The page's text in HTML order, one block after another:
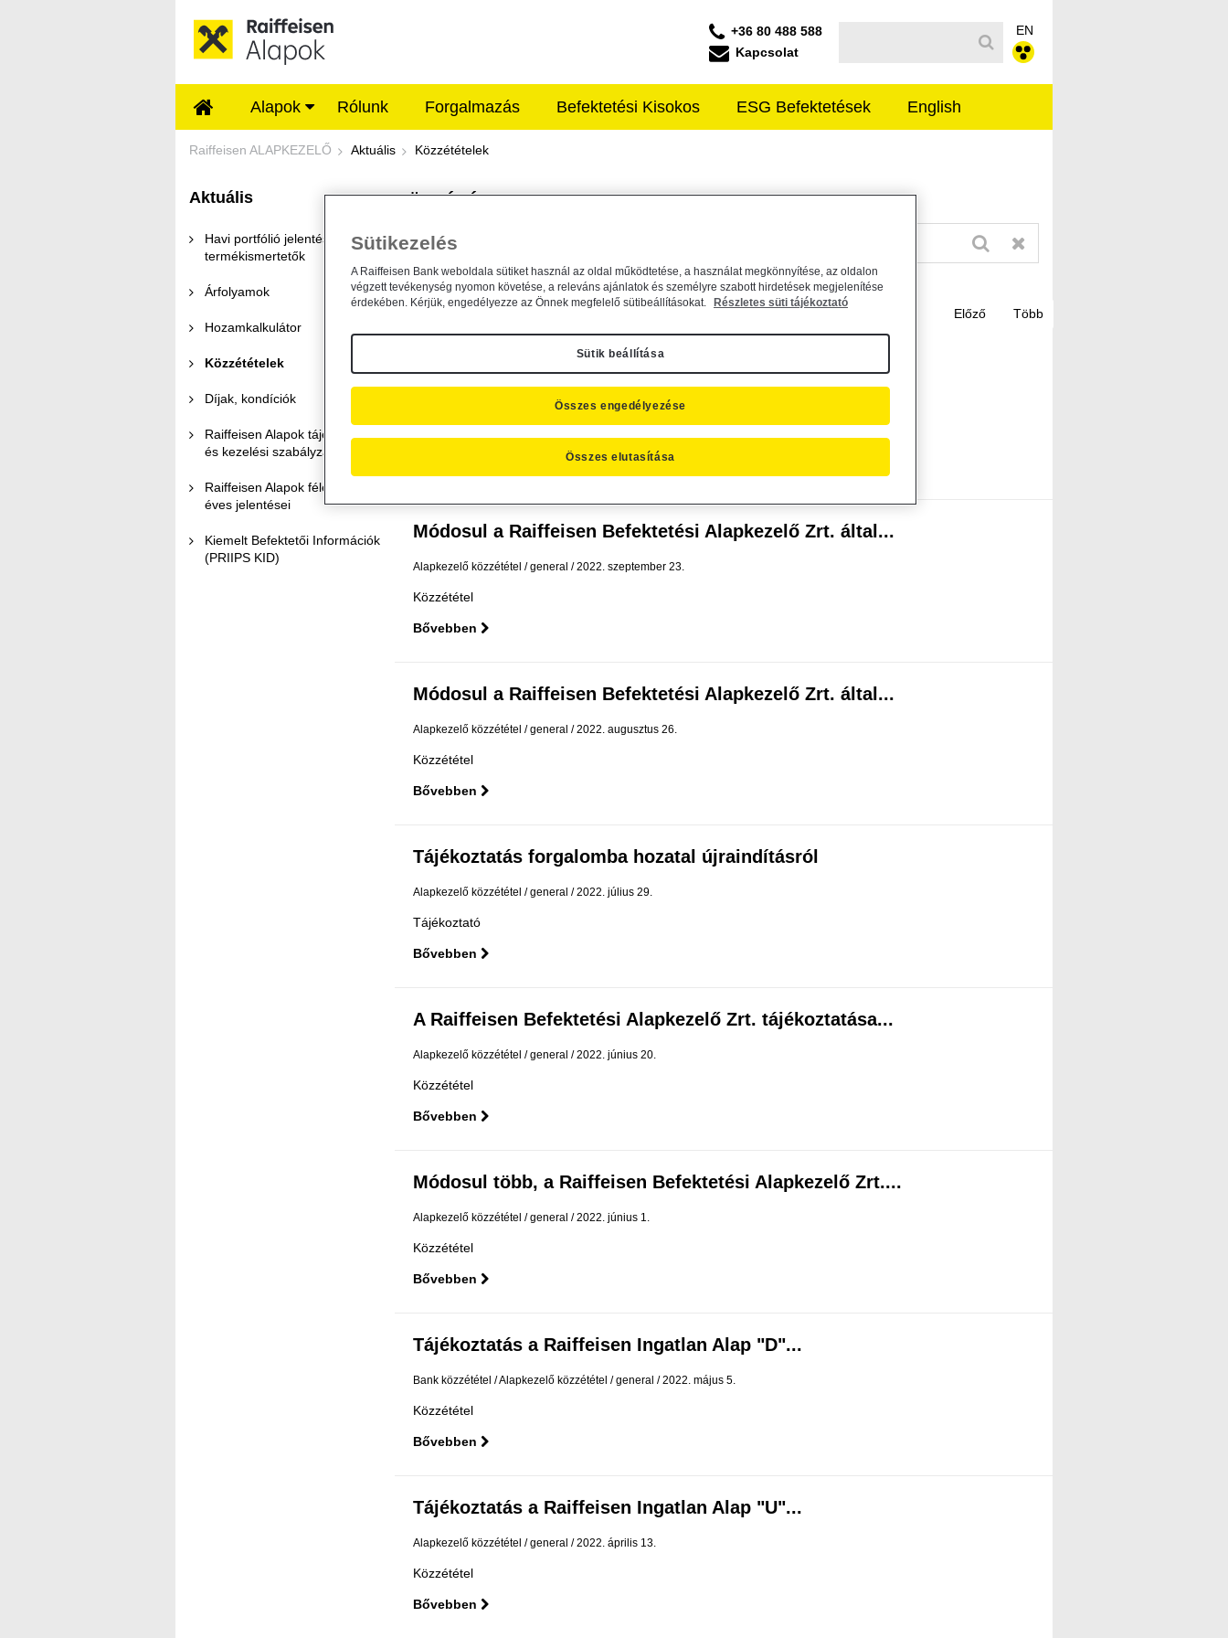
+36 80 488 588
Kapcsolat
EN
Alapok Rólunk Forgalmazás Befektetési Kisokos ESG Befektetések English
Közzétételek - Raiffeisen ALAPKEZELŐ
Raiffeisen ALAPKEZELŐ Aktuális Közzétételek
Aktuális
Havi portfólió jelentések és
termékismertetők
Árfolyamok
Hozamkalkulátor
Közzétételek
Díjak, kondíciók
Raiffeisen Alapok tájékoztatói
és kezelési szabályzatai
Raiffeisen Alapok féléves és
éves jelentései
Kiemelt Befektetői Információk
(PRIIPS KID)
KÖZZÉTÉTELEK
113 - 120 találat
Tájékoztatás a szerepvállalási politika végrehajtásáról -...
general 2022. szeptember 26.
Módosul a Raiffeisen Befektetési Alapkezelő Zrt. által...
Alapkezelő közzététel general 2022. szeptember 23.
Közzététel
Bővebben
Módosul a Raiffeisen Befektetési Alapkezelő Zrt. által...
Alapkezelő közzététel general 2022. augusztus 26.
Közzététel
Bővebben
Tájékoztatás forgalomba hozatal újraindításról
Alapkezelő közzététel general 2022. július 29.
Tájékoztató
Bővebben
A Raiffeisen Befektetési Alapkezelő Zrt. tájékoztatása...
Alapkezelő közzététel general 2022. június 20.
Közzététel
Bővebben
Módosul több, a Raiffeisen Befektetési Alapkezelő Zrt....
Alapkezelő közzététel general 2022. június 1.
Közzététel
Bővebben
Tájékoztatás a Raiffeisen Ingatlan Alap "D"...
Bank közzététel Alapkezelő közzététel general 2022. május 5.
Közzététel
Bővebben
Tájékoztatás a Raiffeisen Ingatlan Alap "U"...
Alapkezelő közzététel general 2022. április 13.
Közzététel
Bővebben
Sütikezelés
A Raiffeisen Bank weboldala sütiket használ az oldal működtetése, a használat megkönnyítése, az oldalon
végzett tevékenység nyomon követése, a releváns ajánlatok és személyre szabott hirdetések megjelenítése
érdekében. Kérjük, engedélyezze az Önnek megfelelő sütibeállításokat.
Részletes süti tájékoztató
Sütik beállítása
Összes elutasítása
Összes engedélyezése